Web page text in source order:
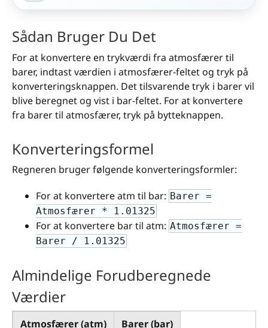
Sådan Bruger Du Det
For at konvertere en trykværdi fra atmosfærer til
barer, indtast værdien i atmosfærer-feltet og tryk på
konverteringsknappen. Det tilsvarende tryk i barer vil
blive beregnet og vist i bar-feltet. For at konvertere
fra barer til atmosfærer, tryk på bytteknappen.
Konverteringsformel
Regneren bruger følgende konverteringsformler:
For at konvertere atm til bar: Barer =
Atmosfærer * 1.01325
For at konvertere bar til atm: Atmosfærer =
Barer / 1.01325
Almindelige Forudberegnede
Værdier
Atmosfærer (atm)
Barer (bar)